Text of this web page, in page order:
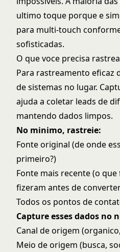
ultimo toque porque e
para multi-touch
sofisticadas.
O que voce precisa
Para rastreamento eficaz
de sistemas no lugar.
ajuda a coletar leads de
mantendo dados limpos.
No minimo, rastreie:
Fonte original (de onde
primeiro?)
Fonte mais recente (o
fizeram antes de
Todos os pontos de
Capture esses dados no
Canal de origem
Meio de origem (busca,